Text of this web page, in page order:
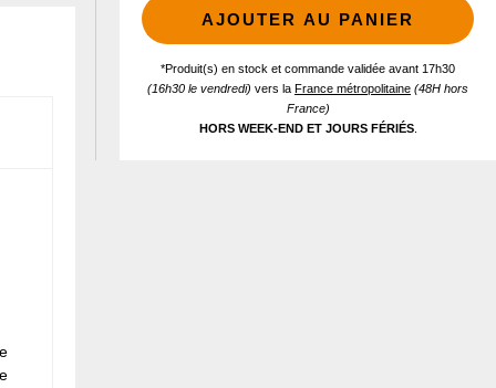
AJOUTER AU PANIER
*Produit(s) en stock et commande validée avant 17h30
(16h30 le vendredi) vers la France métropolitaine (48H hors
France)
HORS WEEK-END ET JOURS FÉRIÉS.